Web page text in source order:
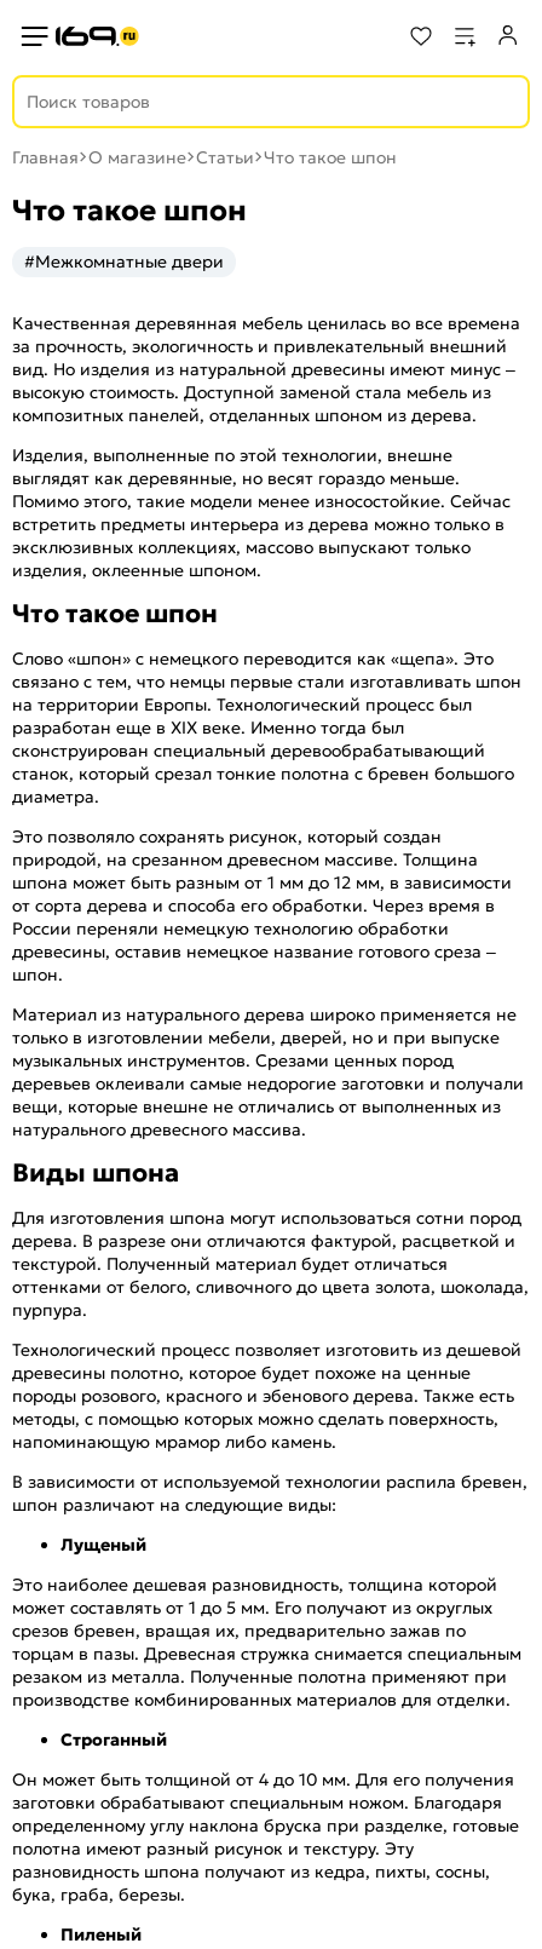
Главная О магазине Статьи Что такое шпон
Что такое шпон
#Межкомнатные двери
Качественная деревянная мебель ценилась во все времена
за прочность, экологичность и привлекательный внешний
вид. Но изделия из натуральной древесины имеют минус –
высокую стоимость. Доступной заменой стала мебель из
композитных панелей, отделанных шпоном из дерева.
Изделия, выполненные по этой технологии, внешне
выглядят как деревянные, но весят гораздо меньше.
Помимо этого, такие модели менее износостойкие. Сейчас
встретить предметы интерьера из дерева можно только в
эксклюзивных коллекциях, массово выпускают только
изделия, оклеенные шпоном.
Что такое шпон
Слово «шпон» с немецкого переводится как «щепа». Это
связано с тем, что немцы первые стали изготавливать шпон
на территории Европы. Технологический процесс был
разработан еще в XIX веке. Именно тогда был
сконструирован специальный деревообрабатывающий
станок, который срезал тонкие полотна с бревен большого
диаметра.
Это позволяло сохранять рисунок, который создан
природой, на срезанном древесном массиве. Толщина
шпона может быть разным от 1 мм до 12 мм, в зависимости
от сорта дерева и способа его обработки. Через время в
России переняли немецкую технологию обработки
древесины, оставив немецкое название готового среза –
шпон.
Материал из натурального дерева широко применяется не
только в изготовлении мебели, дверей, но и при выпуске
музыкальных инструментов. Срезами ценных пород
деревьев оклеивали самые недорогие заготовки и получали
вещи, которые внешне не отличались от выполненных из
натурального древесного массива.
Виды шпона
Для изготовления шпона могут использоваться сотни пород
дерева. В разрезе они отличаются фактурой, расцветкой и
текстурой. Полученный материал будет отличаться
оттенками от белого, сливочного до цвета золота, шоколада,
пурпура.
Технологический процесс позволяет изготовить из дешевой
древесины полотно, которое будет похоже на ценные
породы розового, красного и эбенового дерева. Также есть
методы, с помощью которых можно сделать поверхность,
напоминающую мрамор либо камень.
В зависимости от используемой технологии распила бревен,
шпон различают на следующие виды:
Лущеный
Это наиболее дешевая разновидность, толщина которой
может составлять от 1 до 5 мм. Его получают из округлых
срезов бревен, вращая их, предварительно зажав по
торцам в пазы. Древесная стружка снимается специальным
резаком из металла. Полученные полотна применяют при
производстве комбинированных материалов для отделки.
Строганный
Он может быть толщиной от 4 до 10 мм. Для его получения
заготовки обрабатывают специальным ножом. Благодаря
определенному углу наклона бруска при разделке, готовые
полотна имеют разный рисунок и текстуру. Эту
разновидность шпона получают из кедра, пихты, сосны,
бука, граба, березы.
Пиленый